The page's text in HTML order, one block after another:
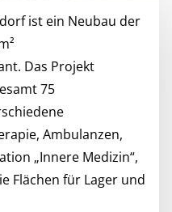
ist ein Neubau der
Das Projekt
75
Ambulanzen,
„Innere Medizin“,
Flächen für Lager und